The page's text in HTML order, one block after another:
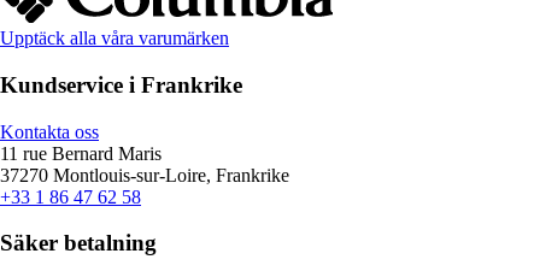
Upptäck alla våra varumärken
Kundservice i Frankrike
Kontakta oss
11 rue Bernard Maris
37270 Montlouis-sur-Loire, Frankrike
+33 1 86 47 62 58
Säker betalning